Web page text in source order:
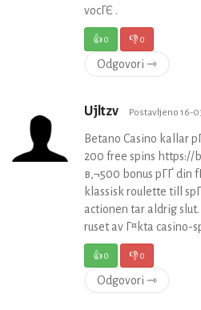
vocГЄ .
👍0 👎0
Odgovori ⇾
Ujltzv Postavljeno 16-
Betano Casino kallar
200 free spins https://
в‚¬500 bonus pГҐ din
klassisk roulette till
actionen tar aldrig
ruset av Г¤kta casino-
👍0 👎0
Odgovori ⇾